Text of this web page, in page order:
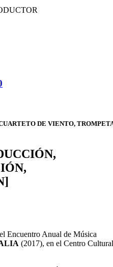
DE VIENTO,
Encuentro Anual de Música
(2017), en el Centro Cultural